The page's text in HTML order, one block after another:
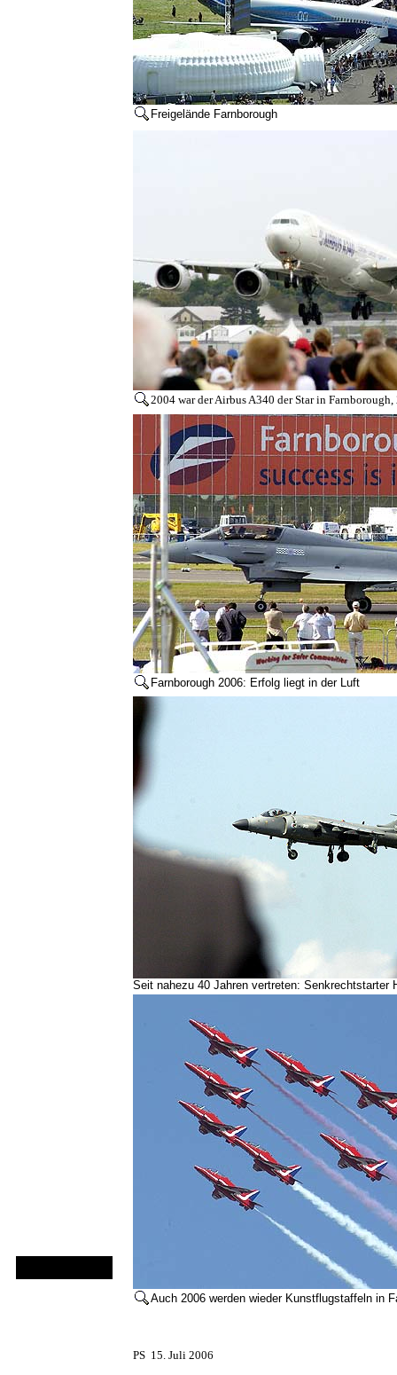
Freigelände Farnborough
2004 war der Airbus A340 der Star in
Farnborough 2006: Erfolg liegt in der Luft
Seit nahezu 40 Jahren vertreten: Senkrechtstarter
Auch 2006 werden wieder Kunstflugstaffeln in
PS 15. Juli 2006